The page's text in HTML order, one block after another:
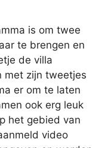
is om twee
te brengen en
de villa
met zijn tweetjes
er om te laten
ook erg leuk
het gebied van
video